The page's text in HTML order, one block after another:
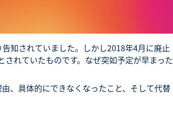
知されていました。しかし2018年4月に廃止
れていたものです。なぜ突如予定が早まった
、具体的にできなくなったこと、そして代替